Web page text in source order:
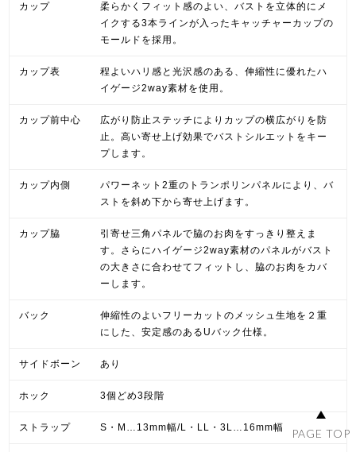
カップ
柔らかくフィット感のよい、バストを立体的にメ
イクする3本ラインが入ったキャッチャーカップの
モールドを採用。
カップ表
程よいハリ感と光沢感のある、伸縮性に優れたハ
イゲージ2way素材を使用。
カップ前中心
広がり防止ステッチによりカップの横広がりを防
止。高い寄せ上げ効果でバストシルエットをキー
プします。
カップ内側
パワーネット2重のトランポリンパネルにより、バ
ストを斜め下から寄せ上げます。
カップ脇
引寄せ三角パネルで脇のお肉をすっきり整えま
す。さらにハイゲージ2way素材のパネルがバスト
の大きさに合わせてフィットし、脇のお肉をカバ
ーします。
バック
伸縮性のよいフリーカットのメッシュ生地を２重
にした、安定感のあるUバック仕様。
サイドボーン あり
ホック 3個どめ3段階
ストラップ S・M…13mm幅/L・LL・3L…16mm幅 PAGE TOP